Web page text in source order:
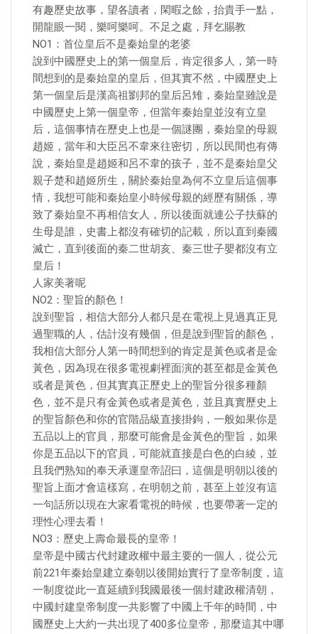
有趣歷史故事，望各讀者，閑暇之餘，抬貴手一點，
開龍眼一閱，樂呵樂呵。不足之處，拜乞賜教
NO1：首位皇后不是秦始皇的老婆
說到中國歷史上的第一個皇后，肯定很多人，第一時
間想到的是秦始皇的皇后，但其實不然，中國歷史上
第一個皇后是漢高祖劉邦的皇后呂雉，秦始皇雖說是
中國歷史上第一個皇帝，但當年秦始皇並沒有立皇
后，這個事情在歷史上也是一個謎團，秦始皇的母親
趙姬，當年和大臣呂不韋來往密切，所以民間也有傳
說，秦始皇是趙姬和呂不韋的孩子，並不是秦始皇父
親子楚和趙姬所生，關於秦始皇為何不立皇后這個事
情，我想可能和秦始皇小時候母親的經歷有關係，導
致了秦始皇不再相信女人，所以後面就連公子扶蘇的
生母是誰，史書上都沒有確切的記載，所以直到秦國
滅亡，直到後面的秦二世胡亥、秦三世子嬰都沒有立
皇后！
人家美著呢
NO2：聖旨的顏色！
說到聖旨，相信大部分人都只是在電視上見過真正見
過聖職的人，估計沒有幾個，但是說到聖旨的顏色，
我相信大部分人第一時間想到的肯定是黃色或者是金
黃色，因為現在很多電視劇裡面演的甚至都是金黃色
或者是黃色，但其實真正歷史上的聖旨分很多種顏
色，並不是只有金黃色或者是黃色，並且真實歷史上
的聖旨顏色和你的官階品級直接掛鉤，一般如果你是
五品以上的官員，那麼可能會是金黃色的聖旨，如果
你是五品以下的官員，可能就直接是白色的白綾，並
且我們熟知的奉天承運皇帝詔曰，這個是明朝以後的
聖旨上面才會這樣寫，在明朝之前，甚至上並沒有這
一句話所以現在大家看電視的時候，也要帶著一定的
理性心理去看！
NO3：歷史上壽命最長的皇帝！
皇帝是中國古代封建政權中最主要的一個人，從公元
前221年秦始皇建立秦朝以後開始實行了皇帝制度，這
一制度從此一直延續到我國最後一個封建政權清朝，
中國封建皇帝制度一共影響了中國上千年的時間，中
國歷史上大約一共出現了400多位皇帝，那麼這其中哪